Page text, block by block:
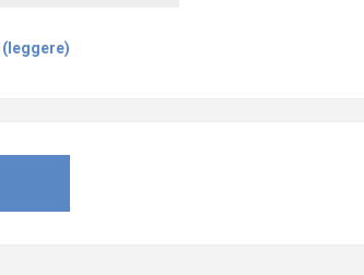
(leggere)